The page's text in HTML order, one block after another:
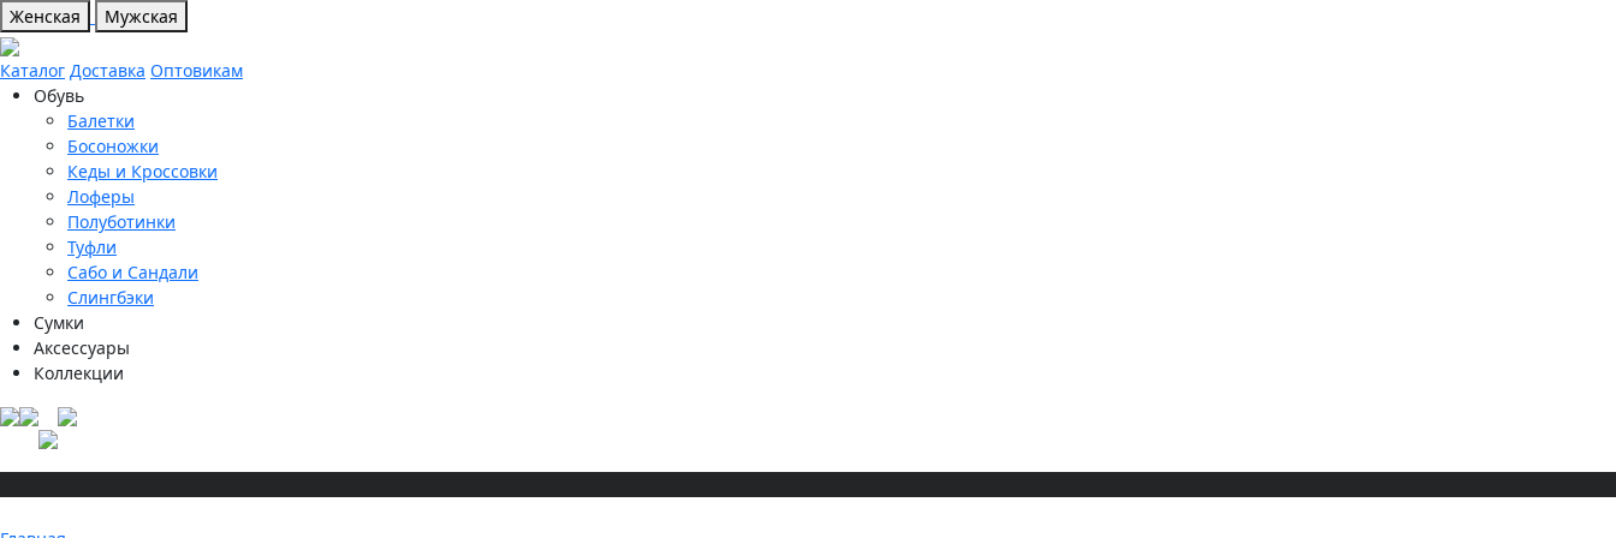
Женская Мужская
Каталог Доставка Оптовикам
Обувь
Балетки
Босоножки
Кеды и Кроссовки
Лоферы
Полуботинки
Туфли
Сабо и Сандали
Слингбэки
Сумки
Аксессуары
Коллекции